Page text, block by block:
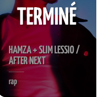
HAMZA + SLIM LESSIO /
AFTER NEXT
rap
TERMINÉ